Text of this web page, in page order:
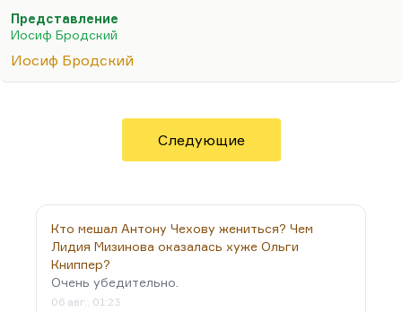
Это довольно сложное грамматическое и
геополитическое допущение. Я не думаю, что
Бродский даже в самом желчном состоянии, в
котором, кстати, и написано «Представление»,
Такой четырехстопный пэон третий.
Представление
Иосиф Бродский
Иосиф Бродский
Следующие
Кто мешал Антону Чехову жениться? Чем
Лидия Мизинова оказалась хуже Ольги
Книппер?
Очень убедительно.
06 авг., 01:23